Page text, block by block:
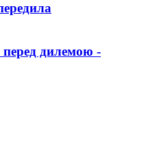
перед дилемою -